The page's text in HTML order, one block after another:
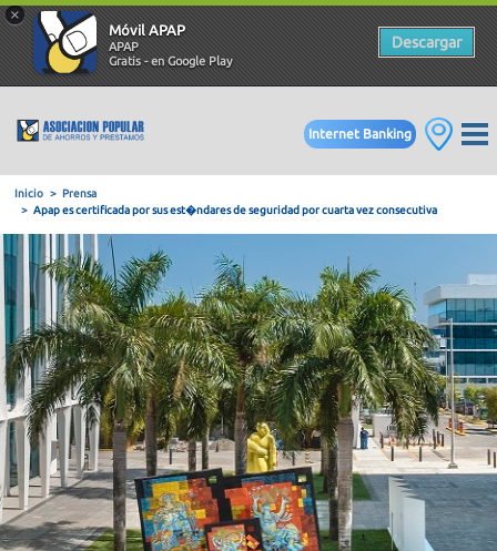
×
Móvil APAP
APAP
Gratis - en Google Play
Descargar
Internet Banking
Inicio
Prensa
Apap es certificada por sus est�ndares de seguridad por cuarta